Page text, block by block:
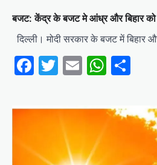
बजट: केंद्र के बजट मे आंध्र और बिहार को
दिल्ली। मोदी सरकार के बजट में बिहार
Facebook
Twitter
Email